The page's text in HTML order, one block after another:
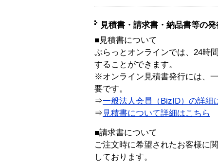
見積書・請求書・納品書等の
■見積書について
ぷらっとオンラインでは、24時
することができます。
※オンライン見積書発行には、
要です。
⇒一般法人会員（BizID）の詳細
⇒ 見積書について詳細はこちら
■請求書について
ご注文時に希望されたお客様に
しております。